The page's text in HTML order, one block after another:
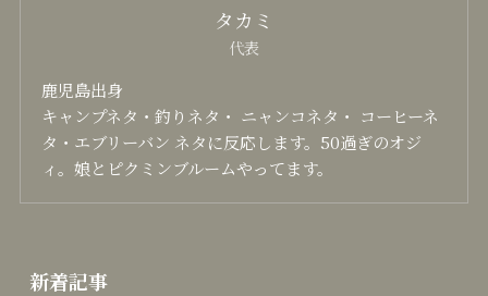
タカミ
代表
鹿児島出身
キャンプネタ・釣りネタ・ ニャンコネタ・ コーヒーネ
タ・エブリーバン ネタに反応します。50過ぎのオジ
ィ。娘とピクミンブルームやってます。
新着記事